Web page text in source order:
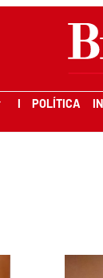
I POLÍTICA